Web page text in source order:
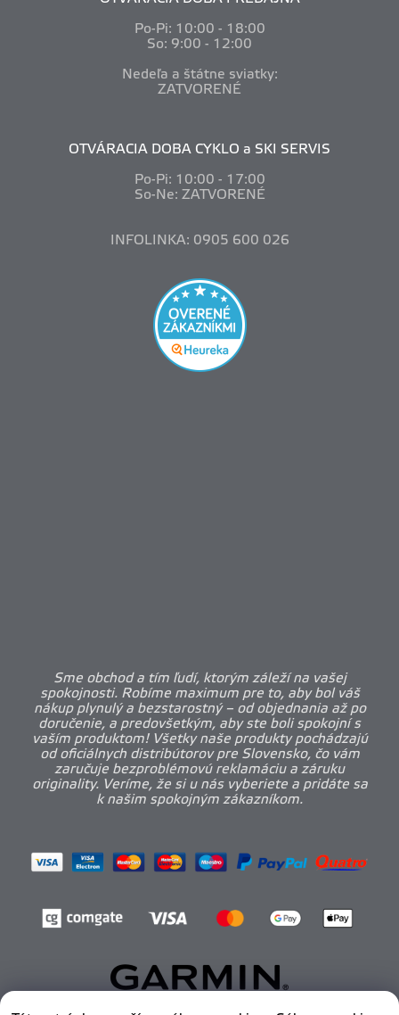
Po-Pi: 10:00 - 18:00
So: 9:00 - 12:00
Nedeľa a štátne sviatky:
ZATVORENÉ
OTVÁRACIA DOBA CYKLO a SKI SERVIS
Po-Pi: 10:00 - 17:00
So-Ne: ZATVORENÉ
INFOLINKA: 0905 600 026
Sme obchod a tím ľudí, ktorým záleží na vašej
spokojnosti. Robíme maximum pre to, aby bol váš
nákup plynulý a bezstarostný – od objednania až po
doručenie, a predovšetkým, aby ste boli spokojní s
vaším produktom! Všetky naše produkty pochádzajú
od oficiálnych distribútorov pre Slovensko, čo vám
zaručuje bezproblémovú reklamáciu a záruku
originality. Veríme, že si u nás vyberiete a pridáte sa
k našim spokojným zákazníkom.